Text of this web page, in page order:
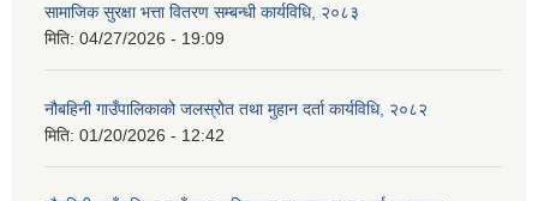
सामाजिक सुरक्षा भत्ता वितरण सम्बन्धी कार्यविधि, २०८३
मिति: 04/27/2026 - 19:09
नौबहिनी गाउँपालिकाको जलस्रोत तथा मुहान दर्ता कार्यविधि, २०८२
मिति: 01/20/2026 - 12:42